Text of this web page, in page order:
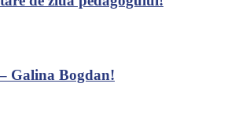
Galina Bogdan!